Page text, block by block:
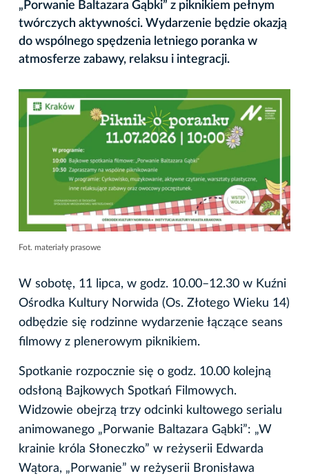
„Porwanie Baltazara Gąbki” z piknikiem pełnym
twórczych aktywności. Wydarzenie będzie okazją
do wspólnego spędzenia letniego poranka w
atmosferze zabawy, relaksu i integracji.
Fot. materiały prasowe
W sobotę, 11 lipca, w godz. 10.00–12.30 w Kuźni
Ośrodka Kultury Norwida (Os. Złotego Wieku 14)
odbędzie się rodzinne wydarzenie łączące seans
filmowy z plenerowym piknikiem.
Spotkanie rozpocznie się o godz. 10.00 kolejną
odsłoną Bajkowych Spotkań Filmowych.
Widzowie obejrzą trzy odcinki kultowego serialu
animowanego „Porwanie Baltazara Gąbki”: „W
krainie króla Słoneczko” w reżyserii Edwarda
Wątora, „Porwanie” w reżyserii Bronisława